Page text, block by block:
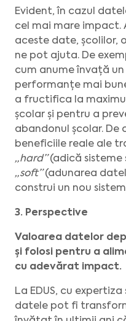
Evident, în cazul
cel mai mare impact.
aceste date, școlilor,
ne pot ajuta. De
cum anume învață
performanțe mai
a fructifica la
școlar și pentru a
abandonul școlar. De
beneficiile reale ale
„hard”(adică sisteme
„soft”(adunarea
construi un nou
3. Perspective
Valoarea datelor
și folosi pentru a
cu adevărat impact.
La EDUS, cu
datele pot fi